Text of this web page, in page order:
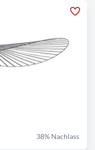
38% Nachlass